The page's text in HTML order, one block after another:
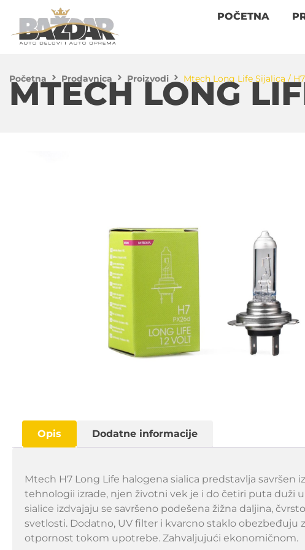
POČETNA
Početna Prodavnica Proizvodi Mtech Long Life Sijalica / H7
MTECH LONG
Opis Dodatne informacije
Mtech H7 Long Life halogena sialica predstavlja
tehnologii izrade, njen životni vek je i do četiri puta duži
sialice izdvajaju se savršeno podešena žižna daljina,
svetlosti. Dodatno, UV filter i kvarcno staklo
otpornost tokom upotrebe. Zahvaljujući ekonomičnom.